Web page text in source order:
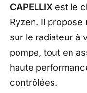
CAPELLIX est le
Ryzen. Il propose
sur le radiateur à
pompe, tout en
haute
contrôlées.